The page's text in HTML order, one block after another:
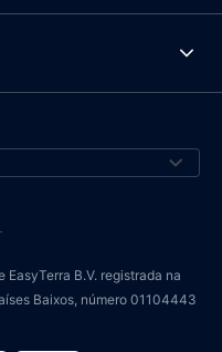
EasyTerra B.V. registrada na
Baixos, número 01104443